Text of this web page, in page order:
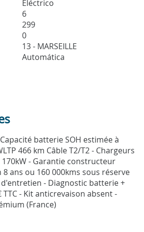
Eléctrico
6
299
0
13 - MARSEILLE
Automática
batterie SOH estimée à
466 km Câble T2/T2 - Chargeurs
170kW - Garantie constructeur
ans ou 160 000kms sous réserve
- Diagnostic batterie +
TTC - Kit anticrevaison absent -
(France)